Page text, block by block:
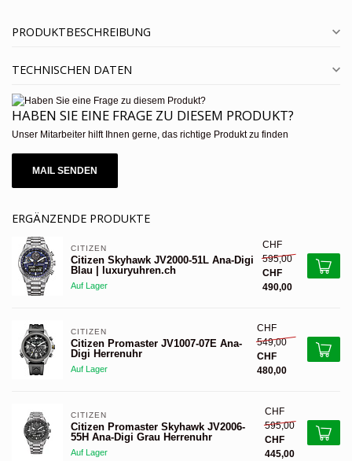
PRODUKTBESCHREIBUNG
TECHNISCHEN DATEN
HABEN SIE EINE FRAGE ZU DIESEM PRODUKT?
Unser Mitarbeiter hilft Ihnen gerne, das richtige Produkt zu finden
MAIL SENDEN
ERGÄNZENDE PRODUKTE
CITIZEN
Citizen Skyhawk JV2000-51L Ana-Digi
Blau | luxuryuhren.ch
Auf Lager
CHF
595,00
CHF
490,00
CITIZEN
Citizen Promaster JV1007-07E Ana-
Digi Herrenuhr
Auf Lager
CHF
549,00
CHF
480,00
CITIZEN
Citizen Promaster Skyhawk JV2006-
55H Ana-Digi Grau Herrenuhr
Auf Lager
CHF
595,00
CHF
445,00